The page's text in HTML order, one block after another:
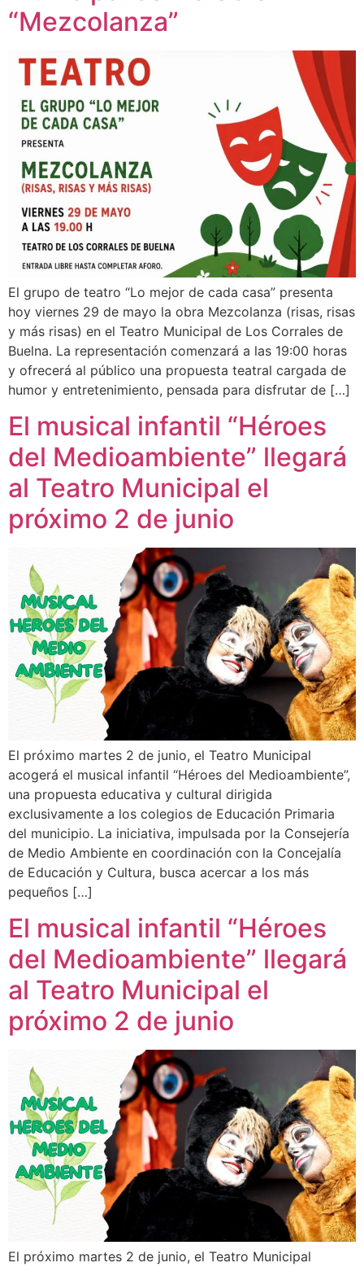
“Mezcolanza”
El grupo de teatro “Lo mejor de cada casa” presenta
hoy viernes 29 de mayo la obra Mezcolanza (risas, risas
y más risas) en el Teatro Municipal de Los Corrales de
Buelna. La representación comenzará a las 19:00 horas
y ofrecerá al público una propuesta teatral cargada de
humor y entretenimiento, pensada para disfrutar de […]
El musical infantil “Héroes
del Medioambiente” llegará
al Teatro Municipal el
próximo 2 de junio
El próximo martes 2 de junio, el Teatro Municipal
acogerá el musical infantil “Héroes del Medioambiente”,
una propuesta educativa y cultural dirigida
exclusivamente a los colegios de Educación Primaria
del municipio. La iniciativa, impulsada por la Consejería
de Medio Ambiente en coordinación con la Concejalía
de Educación y Cultura, busca acercar a los más
pequeños […]
El musical infantil “Héroes
del Medioambiente” llegará
al Teatro Municipal el
próximo 2 de junio
El próximo martes 2 de junio, el Teatro Municipal